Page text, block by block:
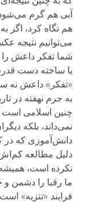
آبی هم گرم
هم نگاه کرد، اگر
می‌توانیم نتیجه
شما تفکر داعش را
یا ساخته دست
«تفکر» داعش نه
به جرم نهفته در
چنین اسلامی
نمی‌داند، بلکه
دانش‌آموزی که
دلیل مطالعه
نکرده است،
ما رقبا را دشمن و
فرایند «تنزیه»